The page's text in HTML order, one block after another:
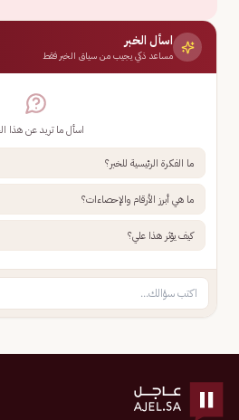
اسأل الخبر
مساعد ذكي يجيب من سياق الخبر فقط
اسأل ما تريد عن هذا
ما الفكرة الرئيسية للخبر؟
ما هي أبرز الأرقام والإحصاءات؟
كيف يؤثر هذا علي؟